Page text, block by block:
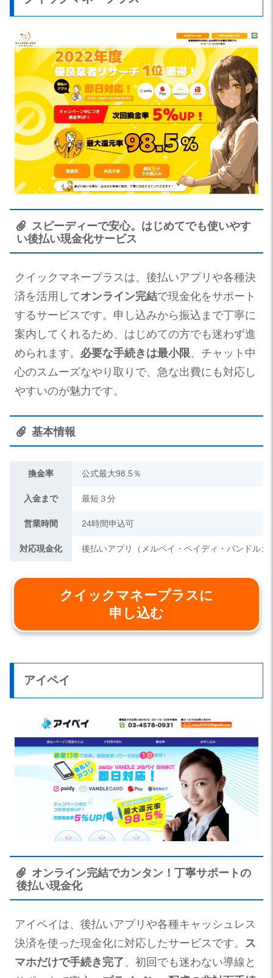
スピーディーで安心。はじめてでも使いやす
い後払い現金化サービス
クイックマネープラスは、後払いアプリや各種決
済を活用してオンライン完結で現金化をサポート
するサービスです。申し込みから振込まで丁寧に
案内してくれるため、はじめての方でも迷わず進
められます。 必要な手続きは最小限、チャット中
心のスムーズなやり取りで、急な出費にも対応し
やすいのが魅力です。
基本情報
換金率 公式最大98.5％
入金まで 最短３分
営業時間 24時間申込可
対応現金化 後払いアプリ（メルペイ・ペイディ・バンドル
クイックマネープラスに
申し込む
アイペイ
オンライン完結でカンタン！丁寧サポートの
後払い現金化
アイペイは、後払いアプリや各種キャッシュレス
決済を使った現金化に対応したサービスです。 ス
マホだけで手続き完了 、初回でも迷わない導線と